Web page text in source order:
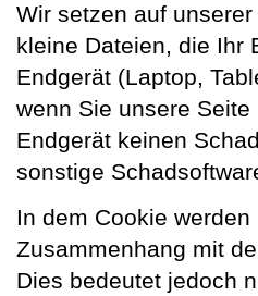
Wir setzen auf
kleine Dateien, die Ihr
Endgerät (Laptop,
wenn Sie unsere
Endgerät keinen
sonstige
In dem Cookie
Zusammenhang mit
Dies bedeutet jedoch